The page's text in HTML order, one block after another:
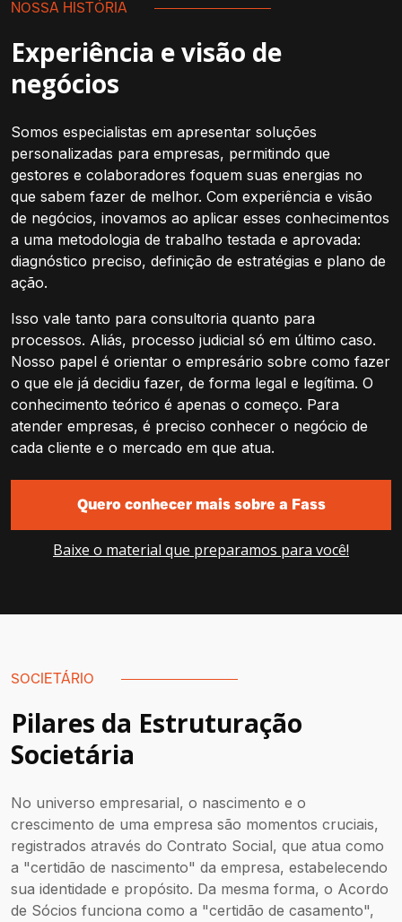
NOSSA HISTÓRIA
Experiência e visão de
negócios
Somos especialistas em apresentar soluções
personalizadas para empresas, permitindo que
gestores e colaboradores foquem suas energias no
que sabem fazer de melhor. Com experiência e visão
de negócios, inovamos ao aplicar esses conhecimentos
a uma metodologia de trabalho testada e aprovada:
diagnóstico preciso, definição de estratégias e plano de
ação.
Isso vale tanto para consultoria quanto para
processos. Aliás, processo judicial só em último caso.
Nosso papel é orientar o empresário sobre como fazer
o que ele já decidiu fazer, de forma legal e legítima. O
conhecimento teórico é apenas o começo. Para
atender empresas, é preciso conhecer o negócio de
cada cliente e o mercado em que atua.
Quero conhecer mais sobre a Fass
Baixe o material que preparamos para você!
SOCIETÁRIO
Pilares da Estruturação
Societária
No universo empresarial, o nascimento e o
crescimento de uma empresa são momentos cruciais,
registrados através do Contrato Social, que atua como
a "certidão de nascimento" da empresa, estabelecendo
sua identidade e propósito. Da mesma forma, o Acordo
de Sócios funciona como a "certidão de casamento",